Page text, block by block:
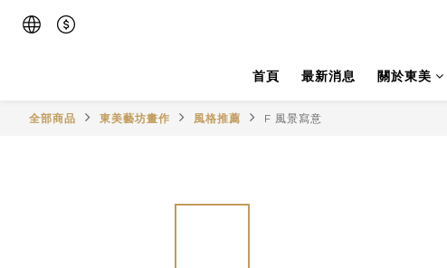
首頁 最新消息 關於東美
全部商品 東美藝坊畫作 風格推薦 F 風景寫意